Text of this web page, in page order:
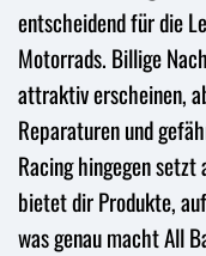
entscheidend für die
Motorrads. Billige
attraktiv erscheinen,
Reparaturen und
Racing hingegen
bietet dir Produkte,
was genau macht All